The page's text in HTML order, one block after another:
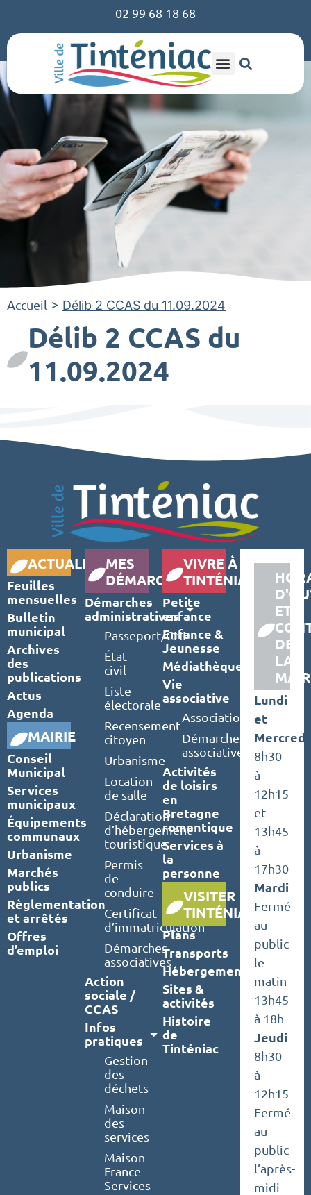
02 99 68 18 68
Accueil > Délib 2 CCAS du 11.09.2024
Délib 2 CCAS du
11.09.2024
ACTUALITÉS
Feuilles
mensuelles
Bulletin
municipal
Archives
des
publications
Actus
Agenda
MAIRIE
Conseil
Municipal
Services
municipaux
Équipements
communaux
Urbanisme
Marchés
publics
Règlementation
et arrêtés
Offres
d’emploi
MES
DÉMARCHES
Démarches
administratives
Passeport/CNI
État
civil
Liste
électorale
Recensement
citoyen
Urbanisme
Location
de salle
Déclaration
d’hébergement
touristique
Permis
de
conduire
Certificat
d’immatriculation
Démarches
associatives
Action
sociale /
CCAS
Infos
pratiques
Gestion
des
déchets
Maison
des
services
Maison
France
Services
VIVRE À
TINTÉNIAC
Petite
enfance
Enfance &
Jeunesse
Médiathèque
Vie
associative
Associations
Démarches
associatives
Activités
de loisirs
en
Bretagne
romantique
Services à
la
personne
VISITER
TINTÉNIAC
Plans
Transports
Hébergements
Sites &
activités
Histoire
de
Tinténiac
ET
DE
LA
Lundi
et
Mercredi
8h30
à
12h15
et
13h45
à
17h30
Mardi
Fermé
au
public
le
matin
13h45
à 18h
Jeudi
8h30
à
12h15
Fermé
au
public
l’après-
midi